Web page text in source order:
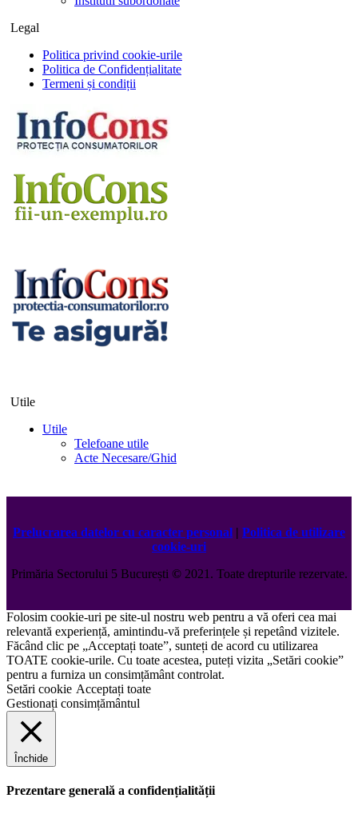
Legal
Politica privind cookie-urile
Politica de Confidențialitate
Termeni și condiții
Utile
Utile
Telefoane utile
Acte Necesare/Ghid
Prelucrarea datelor cu caracter personal | Politica de utilizare
cookie-uri
Primăria Sectorului 5 București ©️2021. Toate drepturile rezervate.
Folosim cookie-uri pe site-ul nostru web pentru a vă oferi cea mai
relevantă experiență, amintindu-vă preferințele și repetând vizitele.
Făcând clic pe „Acceptați toate”, sunteți de acord cu utilizarea
TOATE cookie-urile. Cu toate acestea, puteți vizita „Setări cookie”
pentru a furniza un consimțământ controlat.
Setări cookie Acceptați toate
Gestionați consimțământul
Închide
Prezentare generală a confidențialității